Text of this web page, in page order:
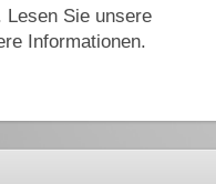
Lesen Sie unsere
Informationen.